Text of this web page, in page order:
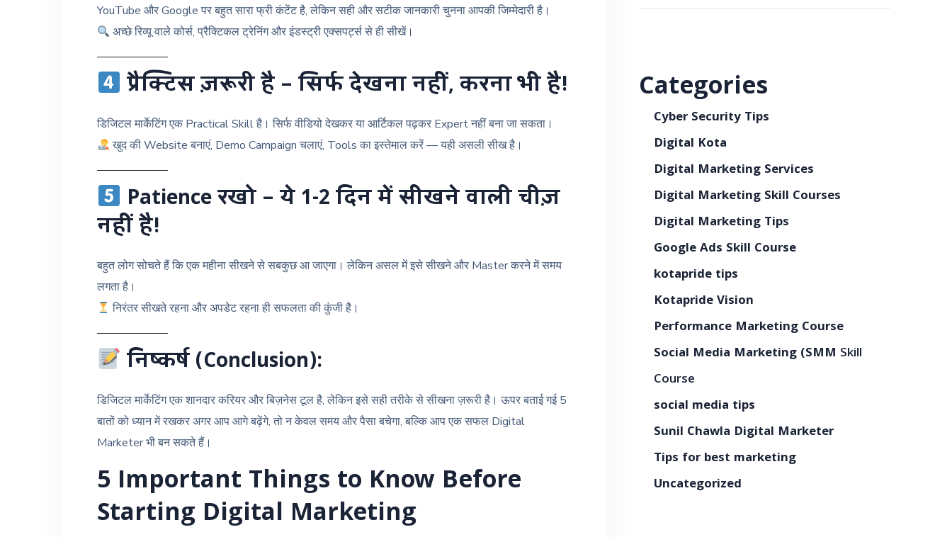
YouTube और Google पर बहुत सारा फ्री कंटेंट है, लेकिन सही और सटीक जानकारी चुनना आपकी जिम्मेदारी है।
अच्छे रिव्यू वाले कोर्स, प्रैक्टिकल ट्रेनिंग और इंडस्ट्री एक्सपर्ट्स से ही सीखें।
प्रैक्टिस ज़रूरी है – सिर्फ देखना नहीं, करना भी है!
डिजिटल मार्केटिंग एक Practical Skill है। सिर्फ वीडियो देखकर या आर्टिकल पढ़कर Expert नहीं बना जा सकता।
खुद की Website बनाएं, Demo Campaign चलाएं, Tools का इस्तेमाल करें — यही असली सीख है।
Patience रखो – ये 1-2 दिन में सीखने वाली चीज़
नहीं है!
बहुत लोग सोचते हैं कि एक महीना सीखने से सबकुछ आ जाएगा। लेकिन असल में इसे सीखने और Master करने में समय
लगता है।
निरंतर सीखते रहना और अपडेट रहना ही सफलता की कुंजी है।
निष्कर्ष (Conclusion):
डिजिटल मार्केटिंग एक शानदार करियर और बिज़नेस टूल है, लेकिन इसे सही तरीके से सीखना ज़रूरी है। ऊपर बताई गई 5
बातों को ध्यान में रखकर अगर आप आगे बढ़ेंगे, तो न केवल समय और पैसा बचेगा, बल्कि आप एक सफल Digital
Marketer भी बन सकते हैं।
5 Important Things to Know Before
Starting Digital Marketing
Categories
Cyber Security Tips
Digital Kota
Digital Marketing Services
Digital Marketing Skill Courses
Digital Marketing Tips
Google Ads Skill Course
kotapride tips
Kotapride Vision
Performance Marketing Course
Social Media Marketing (SMM Skill
Course
social media tips
Sunil Chawla Digital Marketer
Tips for best marketing
Uncategorized